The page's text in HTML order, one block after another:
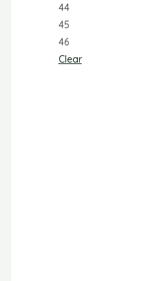
44
45
46
Clear